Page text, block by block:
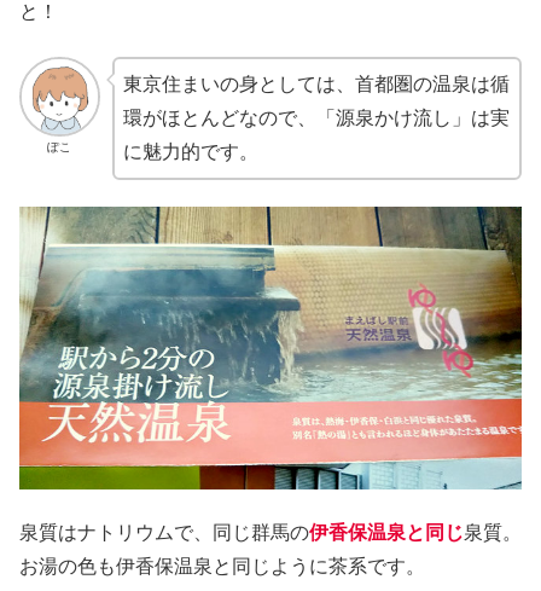
と！
ぽこ
東京住まいの身としては、首都圏の温泉は循
環がほとんどなので、「源泉かけ流し」は実
に魅力的です。
泉質はナトリウムで、同じ群馬の伊香保温泉と同じ泉質。
お湯の色も伊香保温泉と同じように茶系です。